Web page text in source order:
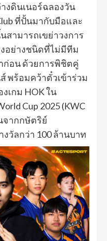
งดินเนอร์ฉลองวัน
ที่ปั้นมากับมือและ
สามารถเขย่าวงการ
อย่างชนิดที่ไม่มีทีม
ก่อน ด้วยการพิชิตคู่
พร้อมคว้าตั๋วเข้าร่วม
กม HOK ใน
Cup 2025 (KWC
จากกษัตริย์
วัลกว่า 100 ล้านบาท